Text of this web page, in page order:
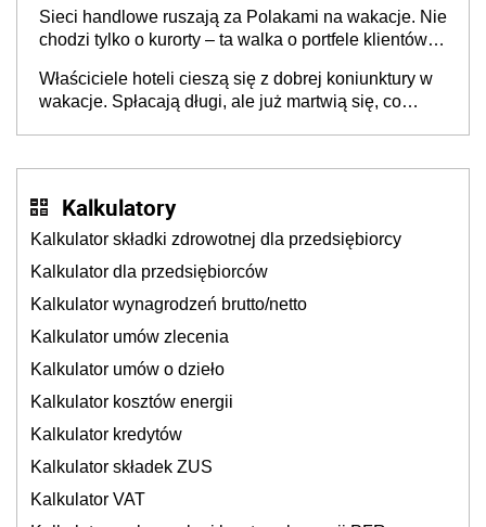
Sieci handlowe ruszają za Polakami na wakacje. Nie
chodzi tylko o kurorty – ta walka o portfele klientów
cichu
Właściciele hoteli cieszą się z dobrej koniunktury w
wakacje. Spłacają długi, ale już martwią się, co
Kalkulatory
Kalkulator składki zdrowotnej dla przedsiębiorcy
Kalkulator dla przedsiębiorców
Kalkulator wynagrodzeń brutto/netto
Kalkulator umów zlecenia
Kalkulator umów o dzieło
Kalkulator kosztów energii
Kalkulator kredytów
Kalkulator składek ZUS
Kalkulator VAT